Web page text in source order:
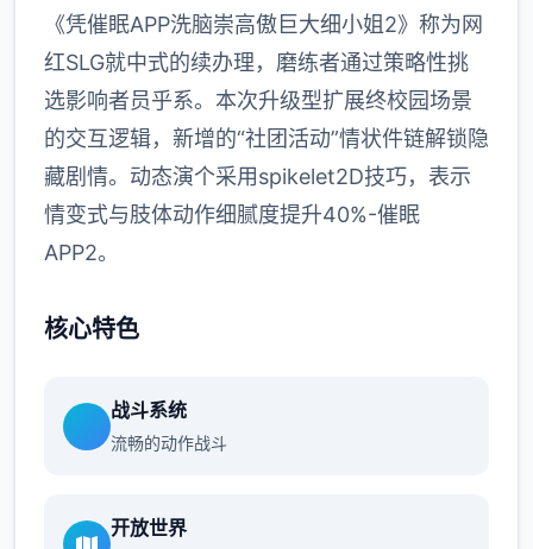
《凭催眠APP洗脑崇高傲巨大细小姐2》称为网
红SLG就中式的续办理，磨练者通过策略性挑
选影响者员乎系。本次升级型扩展终校园场景
的交互逻辑，新增的“社团活动”情状件链解锁隐
藏剧情。动态演个采用spikelet2D技巧，表示
情变式与肢体动作细腻度提升40%-催眠
APP2。
核心特色
战斗系统
流畅的动作战斗
开放世界